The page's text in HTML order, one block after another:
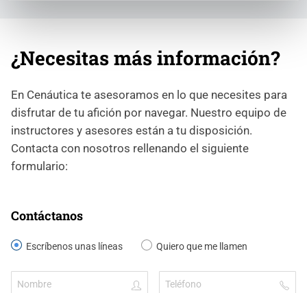
¿Necesitas más información?
En Cenáutica te asesoramos en lo que necesites para
disfrutar de tu afición por navegar. Nuestro equipo de
instructores y asesores están a tu disposición.
Contacta con nosotros rellenando el siguiente
formulario:
Contáctanos
Escríbenos unas líneas Quiero que me llamen